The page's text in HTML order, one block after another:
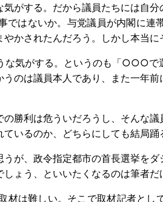
がする。だから議員たちには自
ではないか。与党議員が内閣に連
かされたんだろう。しかし本当に
気がする。というのも「○○○で
のは議員本人であり、また一年
勝利は危ういだろうし、そんな
いるのか、どちらにしても結局踊
が、政令指定都市の首長選挙を
ょう、といいたくなるのは筆者だ
は難しい。そこで取材記者とし